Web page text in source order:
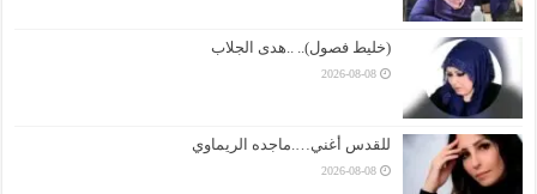
(خليط فصول).. ..هدى الجلاب
2026-08-08
للقدس أغني….ماجده الريماوي
2026-08-08